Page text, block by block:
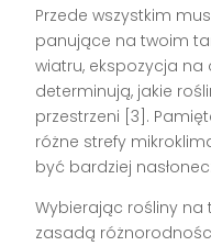
Przede wszystkim
panujące na twoim
wiatru, ekspozycja na
determinują, jakie
przestrzeni [3].
różne strefy
być bardziej
Wybierając rośliny na
zasadą